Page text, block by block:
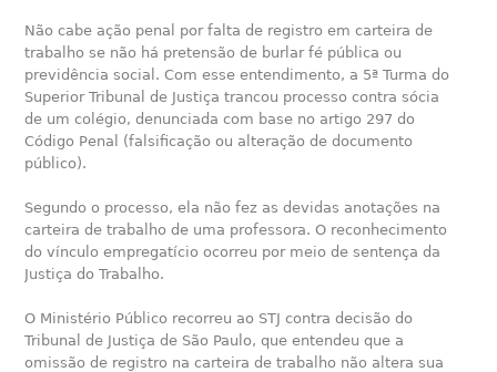
Não cabe ação penal por falta de registro em carteira de
trabalho se não há pretensão de burlar fé pública ou
previdência social. Com esse entendimento, a 5ª Turma do
Superior Tribunal de Justiça trancou processo contra sócia
de um colégio, denunciada com base no artigo 297 do
Código Penal (falsificação ou alteração de documento
público).
Segundo o processo, ela não fez as devidas anotações na
carteira de trabalho de uma professora. O reconhecimento
do vínculo empregatício ocorreu por meio de sentença da
Justiça do Trabalho.
O Ministério Público recorreu ao STJ contra decisão do
Tribunal de Justiça de São Paulo, que entendeu que a
omissão de registro na carteira de trabalho não altera sua